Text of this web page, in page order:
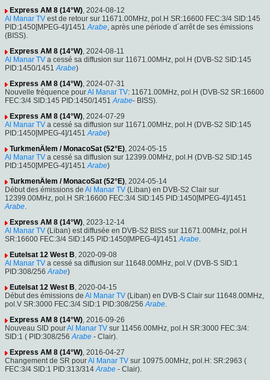
Express AM 8 (14°W), 2024-08-12
Al Manar TV est de retour sur 11671.00MHz, pol.H SR:16600 FEC:3/4 SID:145
PID:1450[MPEG-4]/1451 Arabe, après une période d´arrêt de ses émissions
(BISS).
Express AM 8 (14°W), 2024-08-11
Al Manar TV a cessé sa diffusion sur 11671.00MHz, pol.H (DVB-S2 SID:145
PID:1450/1451 Arabe)
Express AM 8 (14°W), 2024-07-31
Nouvelle fréquence pourAl Manar TV: 11671.00MHz, pol.H (DVB-S2 SR:16600
FEC:3/4 SID:145 PID:1450/1451 Arabe- BISS).
Express AM 8 (14°W), 2024-07-29
Al Manar TV a cessé sa diffusion sur 11671.00MHz, pol.H (DVB-S2 SID:145
PID:1450[MPEG-4]/1451 Arabe)
TurkmenÄlem / MonacoSat (52°E), 2024-05-15
Al Manar TV a cessé sa diffusion sur 12399.00MHz, pol.H (DVB-S2 SID:145
PID:1450[MPEG-4]/1451 Arabe)
TurkmenÄlem / MonacoSat (52°E), 2024-05-14
Début des émissions de Al Manar TV (Liban) en DVB-S2 Clair sur
12399.00MHz, pol.H SR:16600 FEC:3/4 SID:145 PID:1450[MPEG-4]/1451
Arabe.
Express AM 8 (14°W), 2023-12-14
Al Manar TV (Liban) est diffusée en DVB-S2 BISS sur 11671.00MHz, pol.H
SR:16600 FEC:3/4 SID:145 PID:1450[MPEG-4]/1451 Arabe.
Eutelsat 12 West B, 2020-09-08
Al Manar TV a cessé sa diffusion sur 11648.00MHz, pol.V (DVB-S SID:1
PID:308/256 Arabe)
Eutelsat 12 West B, 2020-04-15
Début des émissions de Al Manar TV (Liban) en DVB-S Clair sur 11648.00MHz,
pol.V SR:3000 FEC:3/4 SID:1 PID:308/256 Arabe.
Express AM 8 (14°W), 2016-09-26
Nouveau SID pourAl Manar TV sur 11456.00MHz, pol.H SR:3000 FEC:3/4:
SID:1 ( PID:308/256 Arabe - Clair).
Express AM 8 (14°W), 2016-04-27
Changement de SR pourAl Manar TV sur 10975.00MHz, pol.H: SR:2963 (
FEC:3/4 SID:1 PID:313/314 Arabe - Clair).